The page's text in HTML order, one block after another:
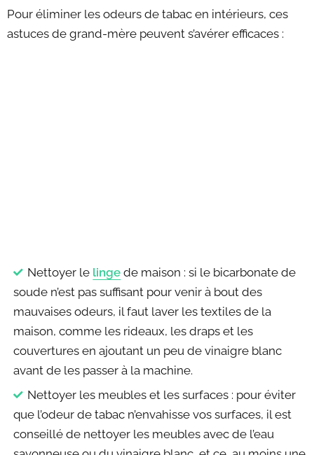
Pour éliminer les odeurs de tabac en intérieurs, ces
astuces de grand-mère peuvent s’avérer efficaces :
Nettoyer le linge de maison : si le bicarbonate de
soude n’est pas suffisant pour venir à bout des
mauvaises odeurs, il faut laver les textiles de la
maison, comme les rideaux, les draps et les
couvertures en ajoutant un peu de vinaigre blanc
avant de les passer à la machine.
Nettoyer les meubles et les surfaces : pour éviter
que l’odeur de tabac n’envahisse vos surfaces, il est
conseillé de nettoyer les meubles avec de l’eau